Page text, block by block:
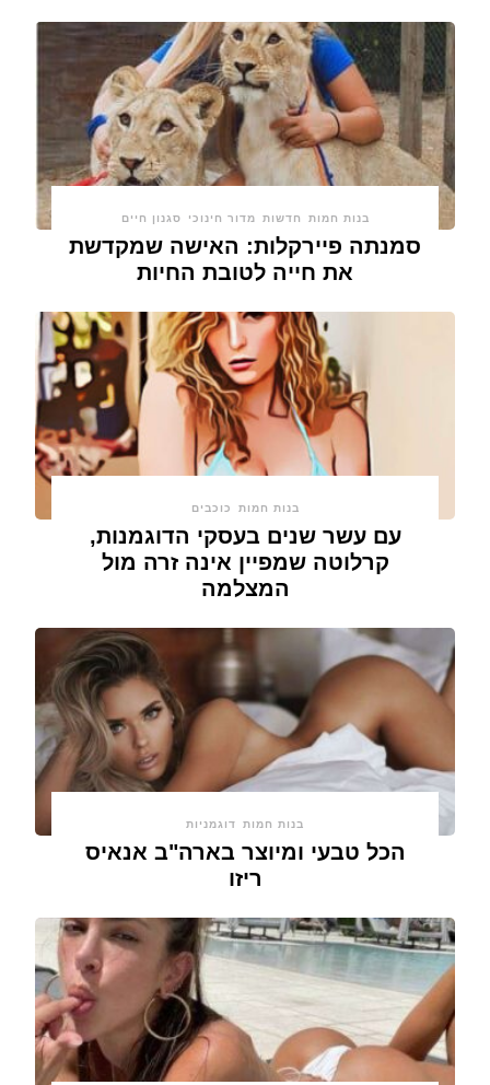
בנות חמות חדשות מדור חינוכי סגנון חיים
סמנתה פיירקלות: האישה שמקדשת
את חייה לטובת החיות
בנות חמות כוכבים
עם עשר שנים בעסקי הדוגמנות,
קרלוטה שמפיין אינה זרה מול
המצלמה
בנות חמות דוגמניות
הכל טבעי ומיוצר בארה"ב אנאיס
ריזו